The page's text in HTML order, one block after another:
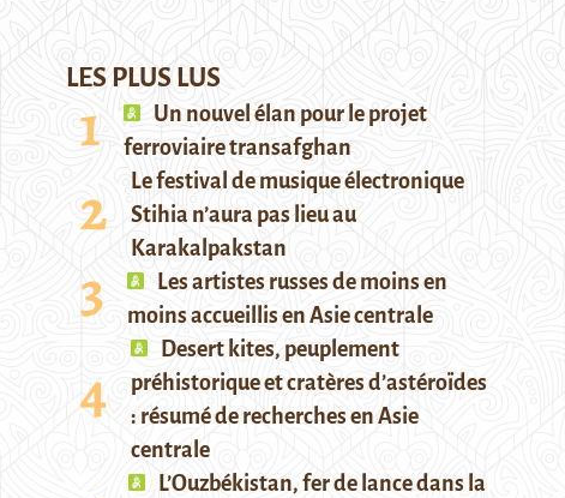
LES PLUS LUS
Un nouvel élan pour le projet
ferroviaire transafghan
Le festival de musique électronique
Stihia n’aura pas lieu au
Karakalpakstan
Les artistes russes de moins en
moins accueillis en Asie centrale
Desert kites, peuplement
préhistorique et cratères d’astéroïdes
: résumé de recherches en Asie
centrale
L’Ouzbékistan, fer de lance dans la